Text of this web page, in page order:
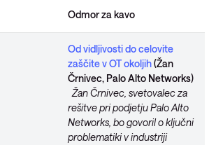
Odmor za kavo
Od vidljivosti do celovite
zaščite v OT okoljih(Žan
Črnivec, Palo Alto Networks)
Žan Črnivec, svetovalec za
rešitve pri podjetju Palo Alto
Networks, bo govoril o ključni
problematiki v industriji